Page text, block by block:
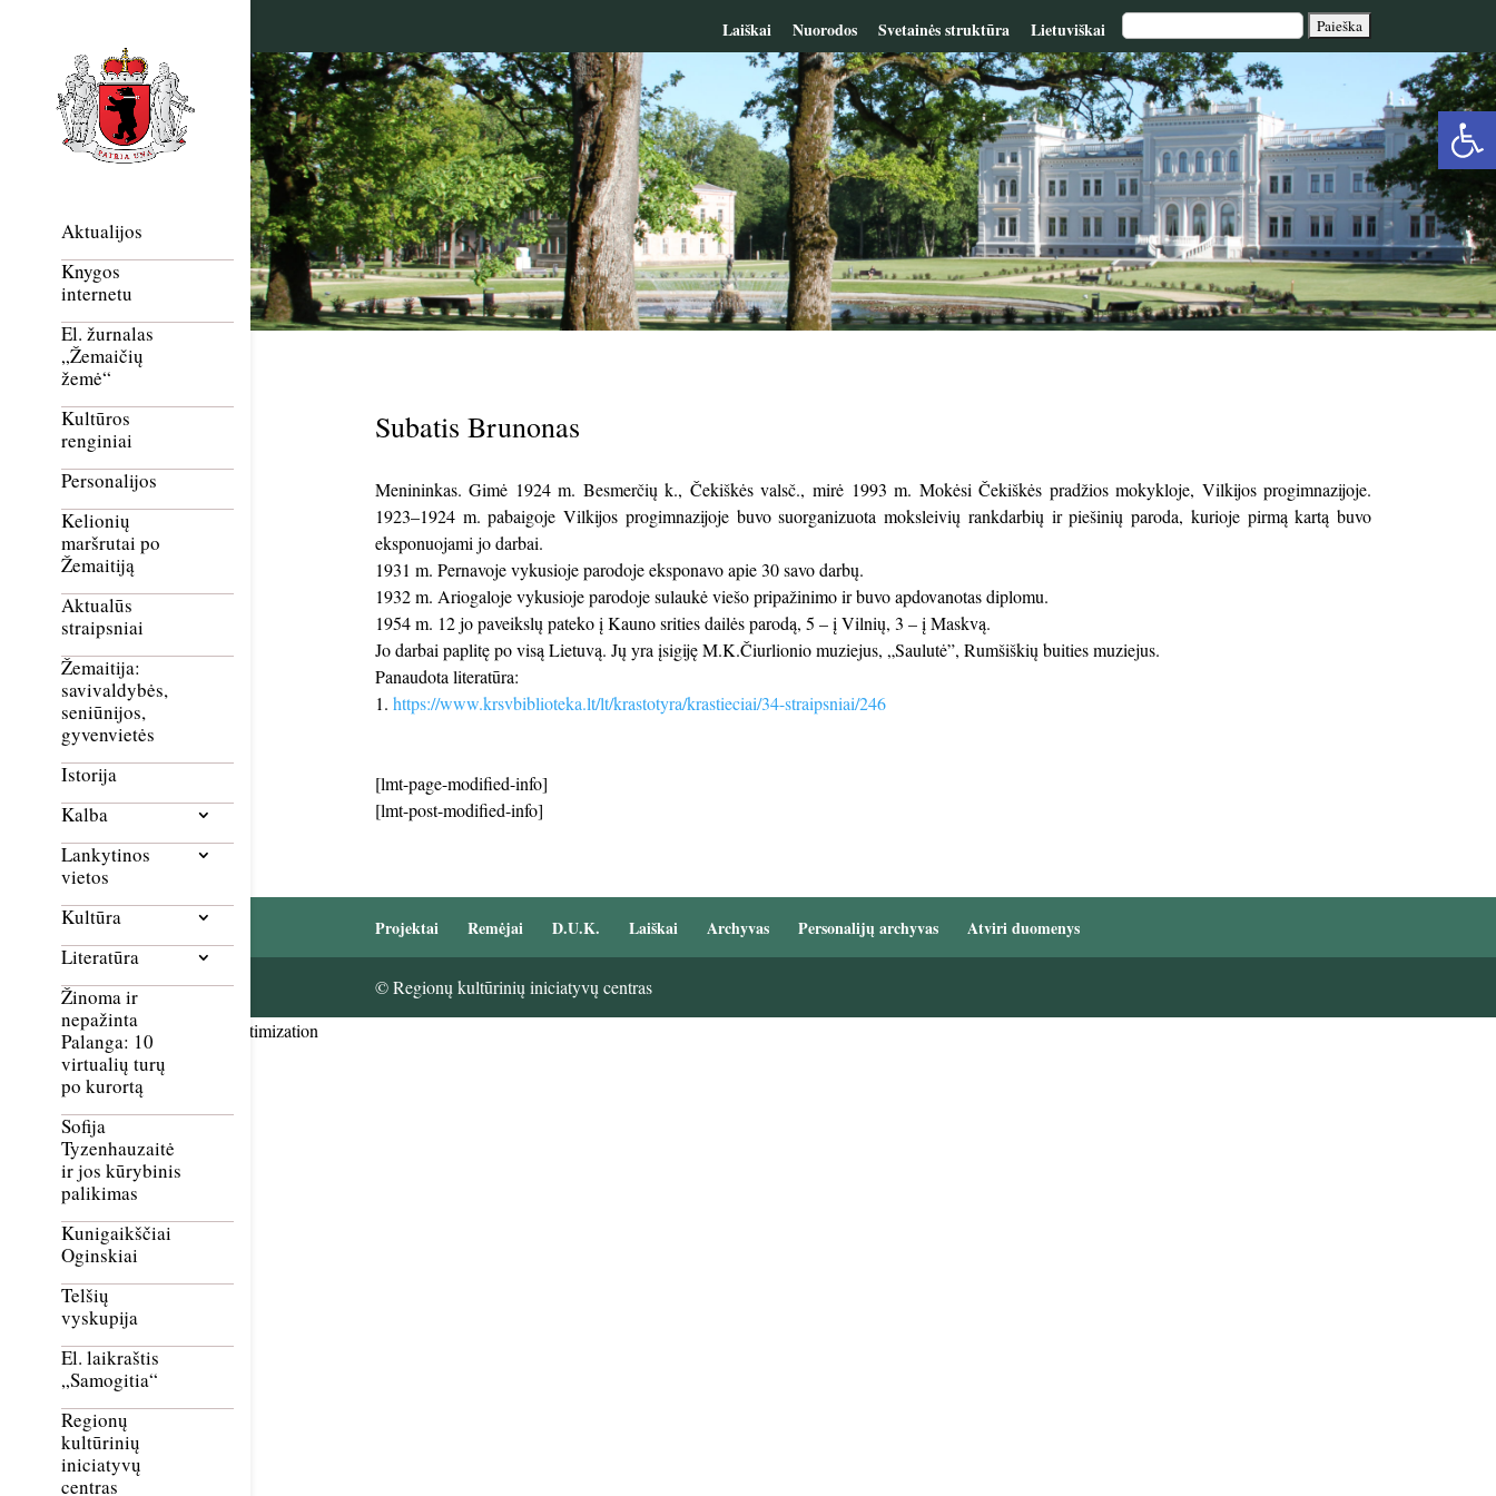
Laiškai Nuorodos Svetainės struktūra Lietuviškai
Aktualijos
Knygos
internetu
El. žurnalas
„Žemaičių
žemė“
Kultūros
renginiai
Personalijos
Kelionių
maršrutai po
Žemaitiją
Aktualūs
straipsniai
Žemaitija:
savivaldybės,
seniūnijos,
gyvenvietės
Istorija
Kalba
Lankytinos
vietos
Kultūra
Literatūra
Žinoma ir
nepažinta
Palanga: 10
virtualių turų
po kurortą
Sofija
Tyzenhauzaitė
ir jos kūrybinis
palikimas
Kunigaikščiai
Oginskiai
Telšių
vyskupija
El. laikraštis
„Samogitia“
Regionų
kultūrinių
iniciatyvų
centras
Subatis Brunonas
Menininkas. Gimė 1924 m. Besmerčių k., Čekiškės valsč., mirė 1993 m. Mokėsi Čekiškės pradžios mokykloje, Vilkijos progimnazijoje.
1923–1924 m. pabaigoje Vilkijos progimnazijoje buvo suorganizuota moksleivių rankdarbių ir piešinių paroda, kurioje pirmą kartą buvo
eksponuojami jo darbai.
1931 m. Pernavoje vykusioje parodoje eksponavo apie 30 savo darbų.
1932 m. Ariogaloje vykusioje parodoje sulaukė viešo pripažinimo ir buvo apdovanotas diplomu.
1954 m. 12 jo paveikslų pateko į Kauno srities dailės parodą, 5 – į Vilnių, 3 – į Maskvą.
Jo darbai paplitę po visą Lietuvą. Jų yra įsigiję M.K.Čiurlionio muziejus, „Saulutė”, Rumšiškių buities muziejus.
Panaudota literatūra:
https://www.krsvbiblioteka.lt/lt/krastotyra/krastieciai/34-straipsniai/246
[lmt-page-modified-info]
[lmt-post-modified-info]
Projektai Remėjai D.U.K. Laiškai Archyvas Personalijų archyvas Atviri duomenys
© Regionų kultūrinių iniciatyvų centras
Smush Image Compression and Optimization